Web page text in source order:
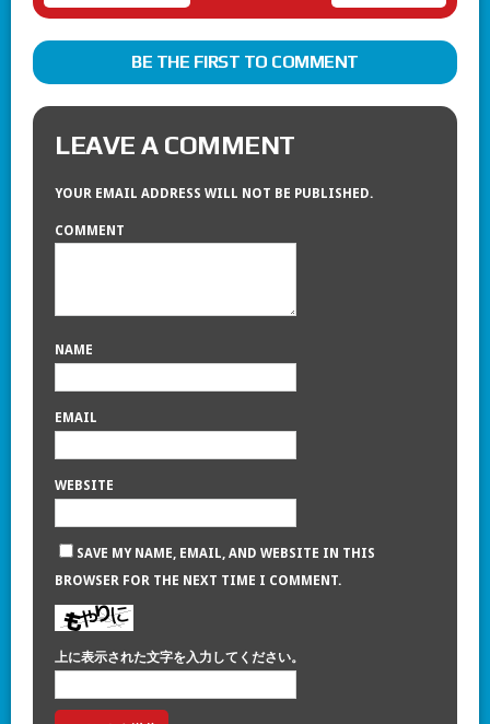
BE THE FIRST TO COMMENT
LEAVE A COMMENT
YOUR EMAIL ADDRESS WILL NOT BE PUBLISHED.
COMMENT
NAME
EMAIL
WEBSITE
SAVE MY NAME, EMAIL, AND WEBSITE IN THIS
BROWSER FOR THE NEXT TIME I COMMENT.
上に表示された文字を入力してください。